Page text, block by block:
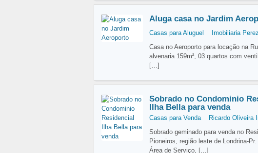
Aluga casa no Jardim
Casas para Aluguel Imobiliaria Perez
Casa no Aeroporto para locação na
alvenaria 159m², 03 quartos com
[…]
Sobrado no Condominio
Ilha Bella para venda
Casas para Venda Ricardo Oliveira
Sobrado geminado para venda no
Pioneiros, região leste de Londrina-
Área de Serviço, […]